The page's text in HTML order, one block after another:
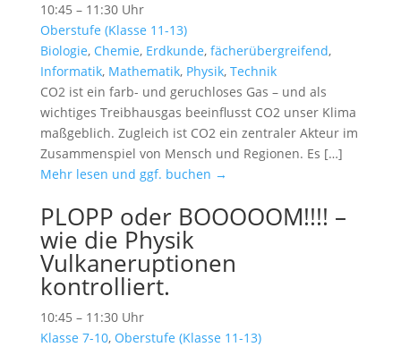
10:45 – 11:30 Uhr
Oberstufe (Klasse 11-13)
Biologie, Chemie, Erdkunde, fächerübergreifend,
Informatik, Mathematik, Physik, Technik
CO2 ist ein farb- und geruchloses Gas – und als
wichtiges Treibhausgas beeinflusst CO2 unser Klima
maßgeblich. Zugleich ist CO2 ein zentraler Akteur im
Zusammenspiel von Mensch und Regionen. Es […]
Mehr lesen und ggf. buchen →
PLOPP oder BOOOOOM!!!! –
wie die Physik
Vulkaneruptionen
kontrolliert.
10:45 – 11:30 Uhr
Klasse 7-10, Oberstufe (Klasse 11-13)